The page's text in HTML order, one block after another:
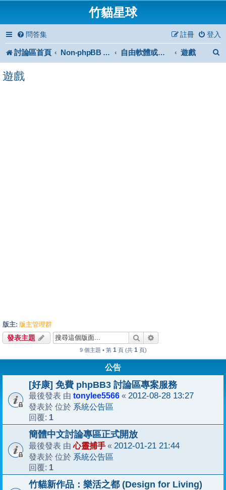
竹貓星球
問答集 登入
註冊
討論區首頁 Non-phpBB specific 自由軟體或免費軟體 遊戲
遊戲
版主: 版主管理群
發表主題 搜尋
9 個主題 • 第 1 頁 (共 1 頁)
公告
[好康] 免費 phpBB3 討論區專案服務
最後發表 由 tonylee5566 « 2012-08-28 13:27
發表於 位於 系統公告區
回覆: 1
簡體中文討論專區正式開放
最後發表 由心靈捕手 « 2012-01-21 21:44
發表於 位於 系統公告區
回覆: 1
竹貓新作品：樂活之都 (Design for Living)